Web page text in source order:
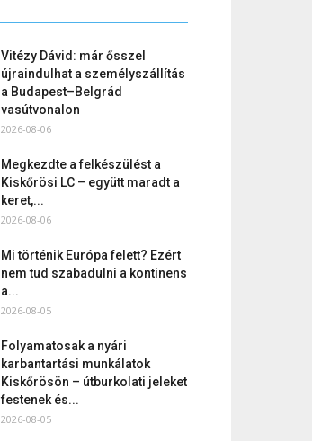
Vitézy Dávid: már ősszel
újraindulhat a személyszállítás
a Budapest–Belgrád
vasútvonalon
2026-08-06
Megkezdte a felkészülést a
Kiskőrösi LC – együtt maradt a
keret,...
2026-08-06
Mi történik Európa felett? Ezért
nem tud szabadulni a kontinens
a...
2026-08-05
Folyamatosak a nyári
karbantartási munkálatok
Kiskőrösön – útburkolati jeleket
festenek és...
2026-08-05